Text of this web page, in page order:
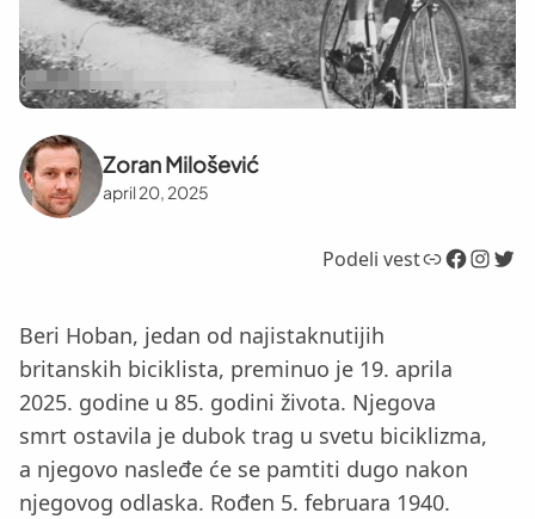
Zoran Milošević
april 20, 2025
Podeli vestLink Facebook InstagramTwitter
Beri Hoban, jedan od najistaknutijih
britanskih biciklista, preminuo je 19. aprila
2025. godine u 85. godini života. Njegova
smrt ostavila je dubok trag u svetu biciklizma,
a njegovo nasleđe će se pamtiti dugo nakon
njegovog odlaska. Rođen 5. februara 1940.